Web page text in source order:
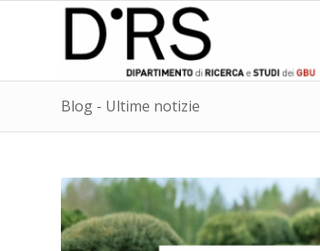
Blog - Ultime notizie